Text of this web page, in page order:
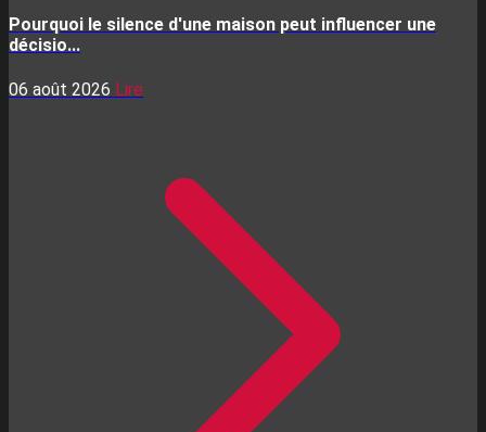
Pourquoi le silence d'une maison peut influencer une
décisio...
06 août 2026 Lire